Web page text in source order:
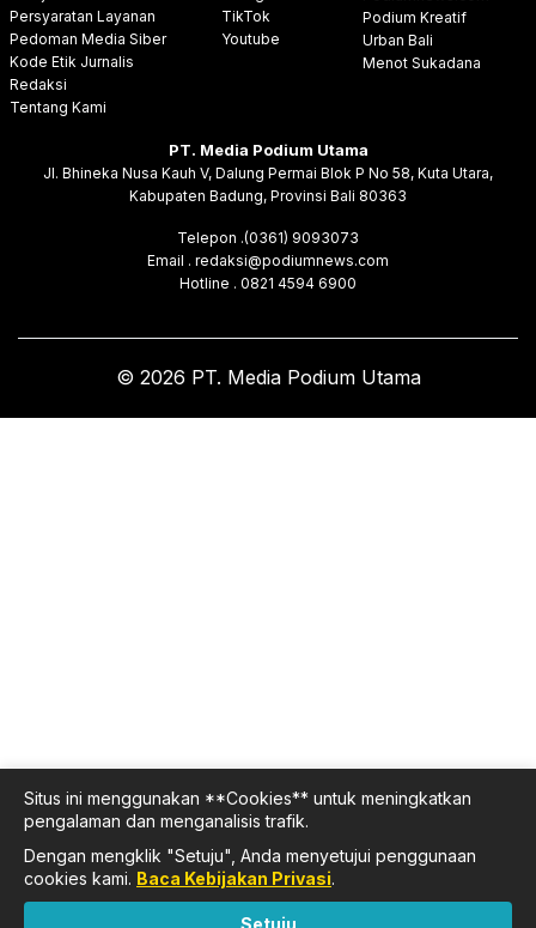
Persyaratan Layanan
Pedoman Media Siber
Kode Etik Jurnalis
Redaksi
Tentang Kami
TikTok
Youtube
Podium Kreatif
Urban Bali
Menot Sukadana
PT. Media Podium Utama
Jl. Bhineka Nusa Kauh V, Dalung Permai Blok P No 58, Kuta Utara,
Kabupaten Badung, Provinsi Bali 80363
Telepon .(0361) 9093073
Email . redaksi@podiumnews.com
Hotline . 0821 4594 6900
© 2026 PT. Media Podium Utama
Situs ini menggunakan **Cookies** untuk meningkatkan
pengalaman dan menganalisis trafik.
Dengan mengklik "Setuju", Anda menyetujui penggunaan
cookies kami. Baca Kebijakan Privasi.
Setuju